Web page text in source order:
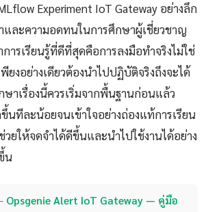
Experiment IoT Gateway อย่างลึก
และความอดทนในการศึกษาผู้เชี่ยวชาญ
ารเรียนรู้ที่ดีที่สุดคือการลงมือทำจริงไม่ใช่
ยงอย่างเดียวต้องนำไปปฏิบัติจริงถึงจะได้
าเรื่องนี้ควรเริ่มจากพื้นฐานก่อนแล้ว
นทีละน้อยจนเข้าใจอย่างถ่องแท้การเรียน
วยให้จดจำได้ดีขึ้นและนำไปใช้งานได้อย่าง
น
Opsgenie Alert IoT Gateway — คู่มือ